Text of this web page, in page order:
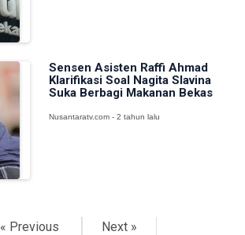
Sensen Asisten Raffi Ahmad
Klarifikasi Soal Nagita Slavina
Suka Berbagi Makanan Bekas
Nusantaratv.com - 2 tahun lalu
« Previous Next »